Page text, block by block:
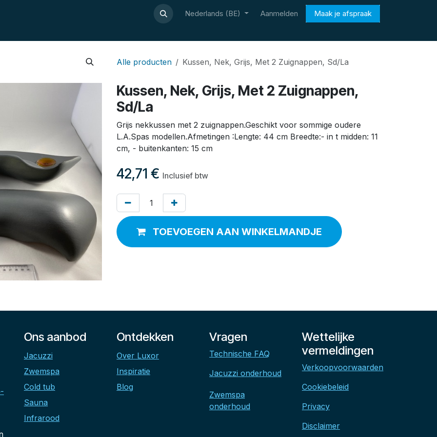
Contact Nederlands (BE) Aanmelden Maak je afspraak
Alle producten Kussen, Nek, Grijs, Met 2 Zuignappen, Sd/La
Kussen, Nek, Grijs, Met 2 Zuignappen,
Sd/La
Grijs nekkussen met 2 zuignappen.Geschikt voor sommige oudere
L.A.Spas modellen.Afmetingen :Lengte: 44 cm Breedte:- in t midden: 11
cm, - buitenkanten: 15 cm
42,71 € Inclusief btw
TOEVOEGEN AAN WINKELMANDJE
Ons aanbod
Jacuzzi
Zwemspa
Cold tub
Sauna
Infrarood
Ontdekken
Over Luxor
Inspiratie
Blog
Vragen
Technische FAQ
Jacuzzi onderhoud
Zwemspa
onderhoud
Wettelijke
vermeldingen
Verkoopvoorwaarden
Cookiebeleid
Privacy
Disclaimer